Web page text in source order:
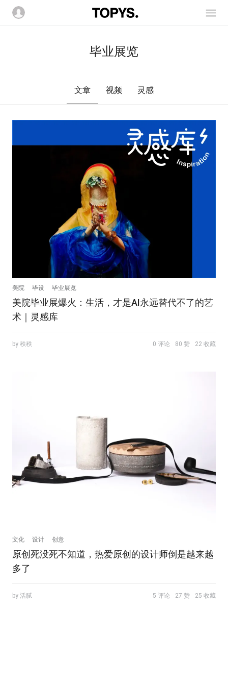
毕业展览
文章 视频 灵感
美院 毕设 毕业展览
美院毕业展爆火：生活，才是AI永远替代不了的艺
术｜灵感库
by 秩秩 0 评论 80 赞 22 收藏
文化 设计 创意
原创死没死不知道，热爱原创的设计师倒是越来越
多了
by 活腻 5 评论 27 赞 25 收藏